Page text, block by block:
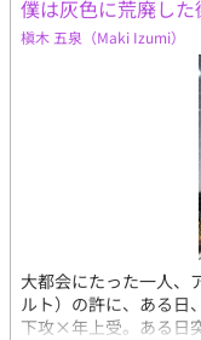
園の生徒を勇気を出し
れ持った人相の悪さか
てしまう。 学は深く
た髪を染め金髪にし
いうズボンのはきか
と決意。 もう、俺な
で隣の席になった学(
るで天使のようでビ
な絶世の美少年、名
桜木龍児が新たに養
れば彼シャツスタイ
『学、おもしろい……
よりふたまわりも小
れたその日から、学の
僕は灰色に荒廃した
槇木 五泉（Maki Izumi）
大都会にたった一人、
ルト）の許に、ある
下攻×年上受。ある日